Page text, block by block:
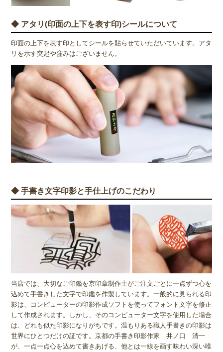
◆ アタリ(印面の上下を表す印)シールについて
印面の上下を表す印としてシールを貼らせていただいています。アタ
リを示す突起や窪みはございません。
◆ 手書き文字印影と手仕上げのこだわり
当店では、大切なご印鑑を京印章制作士がご注文ごとに一点ずつ心を
込めて手書きした文字で印鑑を作製しています。一般的に見られる印
影は、コンピューターの印影作成ソフトを使ってフォント文字を修正
して作成されます。しかし、そのコンピューター文字を使用した場合
は、どれも似た印影になりがちです。温もりある職人手書きの印影は
世界にひとつだけの証です。京都の手書き印影作家 井ノ口 清一
が、一点一点心を込めて書きあげる、他とは一線を画す味わい深い唯